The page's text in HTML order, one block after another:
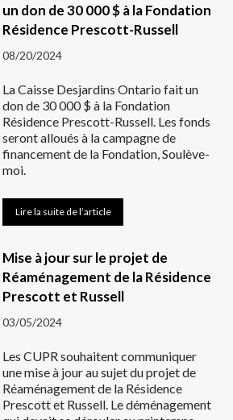
un don de 30 000 $ à la Fondation
Résidence Prescott-Russell
08/20/2024
La Caisse Desjardins Ontario fait un
don de 30 000 $ à la Fondation
Résidence Prescott-Russell. Les fonds
seront alloués à la campagne de
financement de la Fondation, Soulève-
moi.
Lire la suite de l’article
Mise à jour sur le projet de
Réaménagement de la Résidence
Prescott et Russell
03/05/2024
Les CUPR souhaitent communiquer
une mise à jour au sujet du projet de
Réaménagement de la Résidence
Prescott et Russell. Le déménagement